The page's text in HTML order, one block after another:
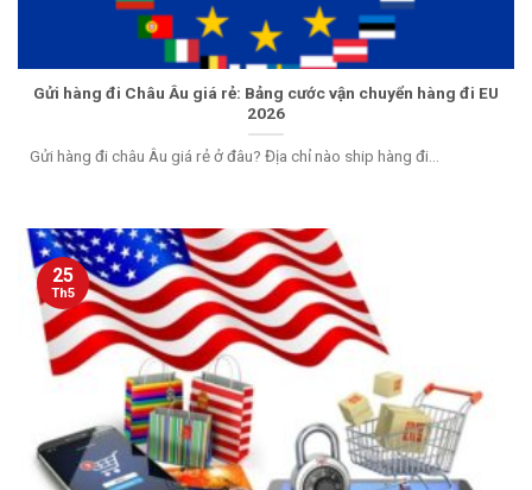
Gửi hàng đi Châu Âu giá rẻ: Bảng cước vận chuyển hàng đi EU
2026
Gửi hàng đi châu Âu giá rẻ ở đâu? Địa chỉ nào ship hàng đi...
25
Th5